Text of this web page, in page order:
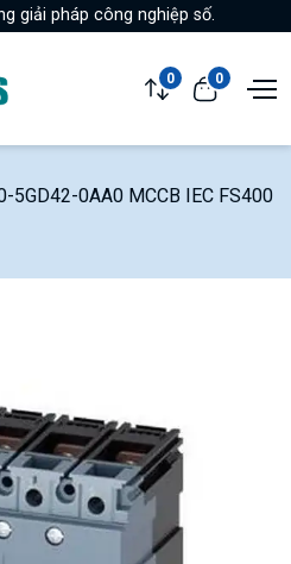
giải pháp công nghiệp số.
0 0
5GD42-0AA0 MCCB IEC FS400